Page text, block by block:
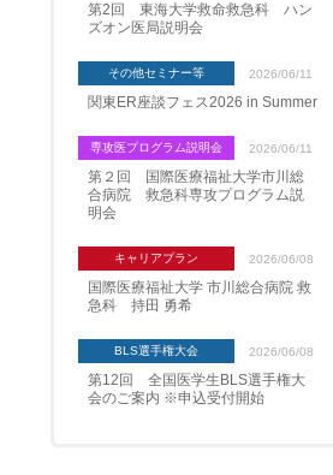
第2回 東海大学救命救急科 ハン
ズオン医局説明会
その他セミナー等 2026/06/11
関東ER座談フェス2026 in Summer
専攻医プログラム説明会 2026/06/11
第２回 国際医療福祉大学市川総
合病院 救急科専攻プログラム説
明会
キャリアプラン 2026/06/08
国際医療福祉大学 市川総合病院 救
急科 持田 勇希
BLS選手権大会 2026/06/08
第12回 全国医学生BLS選手権大
会のご案内 ※申込受付開始